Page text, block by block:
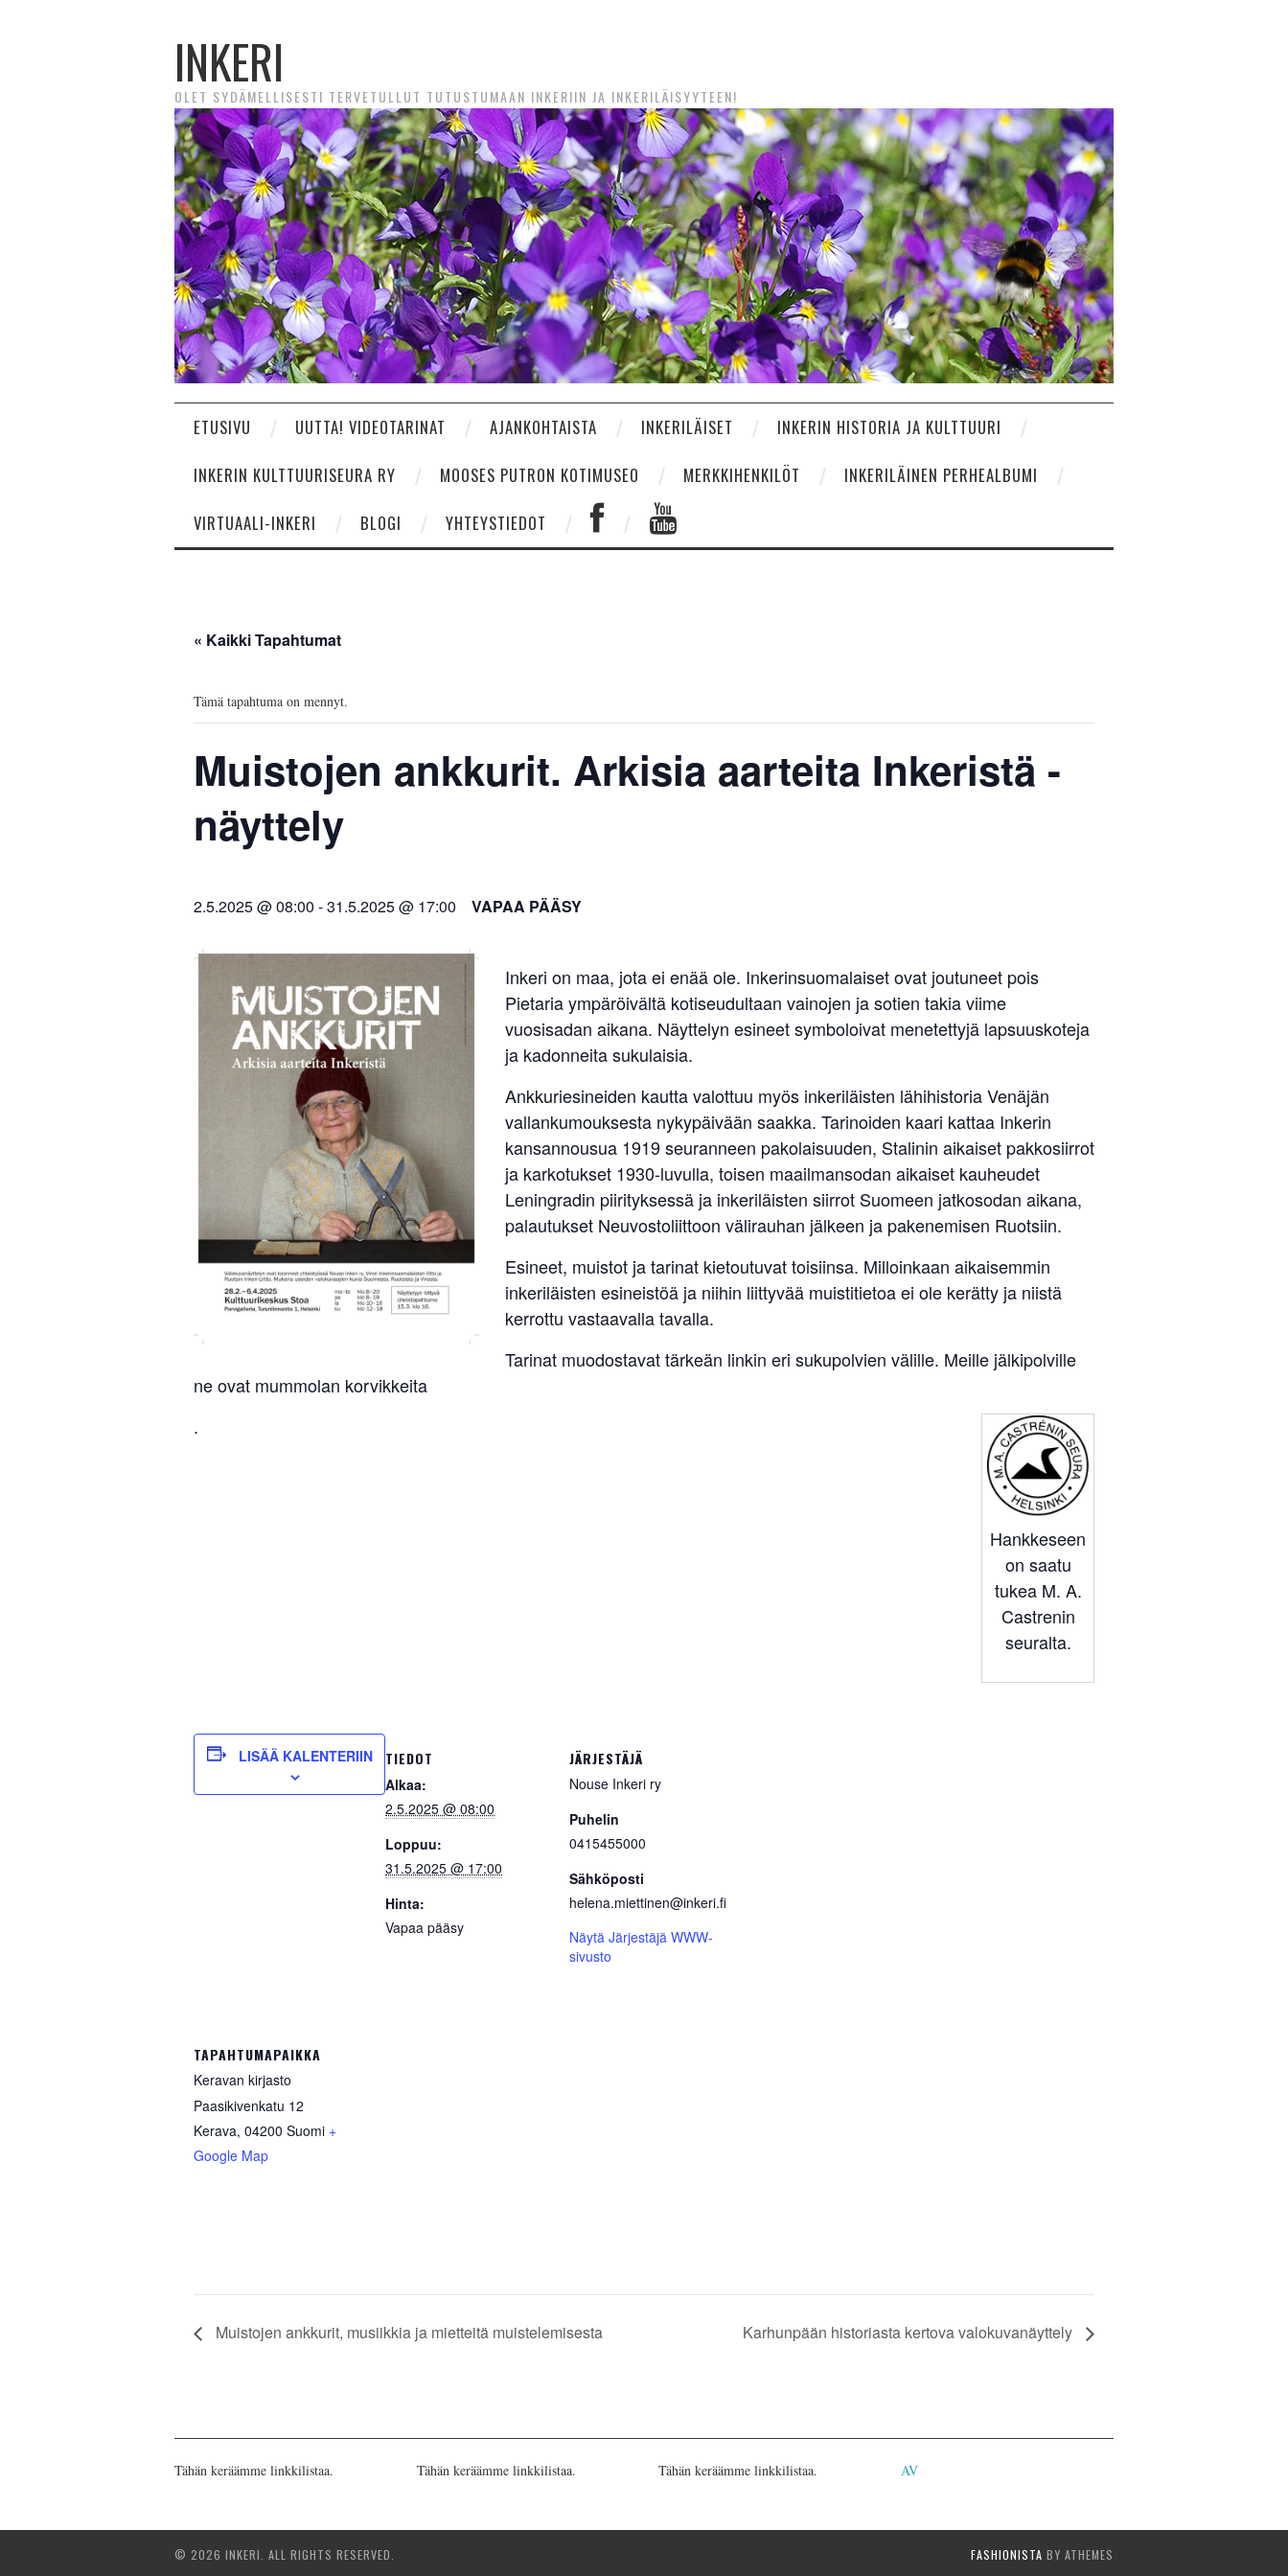
INKERI
OLET SYDÄMELLISESTI TERVETULLUT TUTUSTUMAAN INKERIIN JA INKERILÄISYYTEEN!
ETUSIVU UUTTA! VIDEOTARINAT AJANKOHTAISTA INKERILÄISET
INKERIN HISTORIA JA KULTTUURI
INKERIN KULTTUURISEURA RY
MOOSES PUTRON KOTIMUSEO MERKKIHENKILÖT
INKERILÄINEN PERHEALBUMI
VIRTUAALI-INKERI
BLOGI YHTEYSTIEDOT
« Kaikki Tapahtumat
Tämä tapahtuma on mennyt.
Muistojen ankkurit. Arkisia aarteita Inkeristä -
näyttely
2.5.2025 @ 08:00 -31.5.2025 @ 17:00 VAPAA PÄÄSY
Inkeri on maa, jota ei enää ole. Inkerinsuomalaiset ovat joutuneet pois
Pietaria ympäröivältä kotiseudultaan vainojen ja sotien takia viime
vuosisadan aikana. Näyttelyn esineet symboloivat menetettyjä lapsuuskoteja
ja kadonneita sukulaisia.
Ankkuriesineiden kautta valottuu myös inkeriläisten lähihistoria Venäjän
vallankumouksesta nykypäivään saakka. Tarinoiden kaari kattaa Inkerin
kansannousua 1919 seuranneen pakolaisuuden, Stalinin aikaiset pakkosiirrot
ja karkotukset 1930-luvulla, toisen maailmansodan aikaiset kauheudet
Leningradin piirityksessä ja inkeriläisten siirrot Suomeen jatkosodan aikana,
palautukset Neuvostoliittoon välirauhan jälkeen ja pakenemisen Ruotsiin.
Esineet, muistot ja tarinat kietoutuvat toisiinsa. Milloinkaan aikaisemmin
inkeriläisten esineistöä ja niihin liittyvää muistitietoa ei ole kerätty ja niistä
kerrottu vastaavalla tavalla.
Tarinat muodostavat tärkeän linkin eri sukupolvien välille. Meille jälkipolville
ne ovat mummolan korvikkeita
Hankkeseen
on saatu
tukea M. A.
Castrenin
seuralta.
.
LISÄÄ KALENTERIIN TIEDOT
Alkaa:
2.5.2025 @ 08:00
Loppuu:
31.5.2025 @ 17:00
Hinta:
Vapaa pääsy
JÄRJESTÄJÄ
Nouse Inkeri ry
Puhelin
0415455000
Sähköposti
helena.miettinen@inkeri.fi
Näytä Järjestäjä WWW-
sivusto
TAPAHTUMAPAIKKA
Keravan kirjasto
Paasikivenkatu 12
Kerava, 04200 Suomi +
Google Map
Muistojen ankkurit, musiikkia ja mietteitä muistelemisesta Karhunpään historiasta kertova valokuvanäyttely
Tähän keräämme linkkilistaa. Tähän keräämme linkkilistaa. Tähän keräämme linkkilistaa. AV
© 2026 INKERI. ALL RIGHTS RESERVED. FASHIONISTA BY ATHEMES